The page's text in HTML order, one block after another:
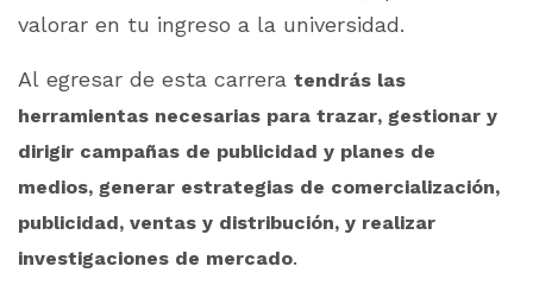
valorar en tu ingreso a la universidad.
Al egresar de esta carrera tendrás las
herramientas necesarias para trazar, gestionar y
dirigir campañas de publicidad y planes de
medios, generar estrategias de comercialización,
publicidad, ventas y distribución, y realizar
investigaciones de mercado.